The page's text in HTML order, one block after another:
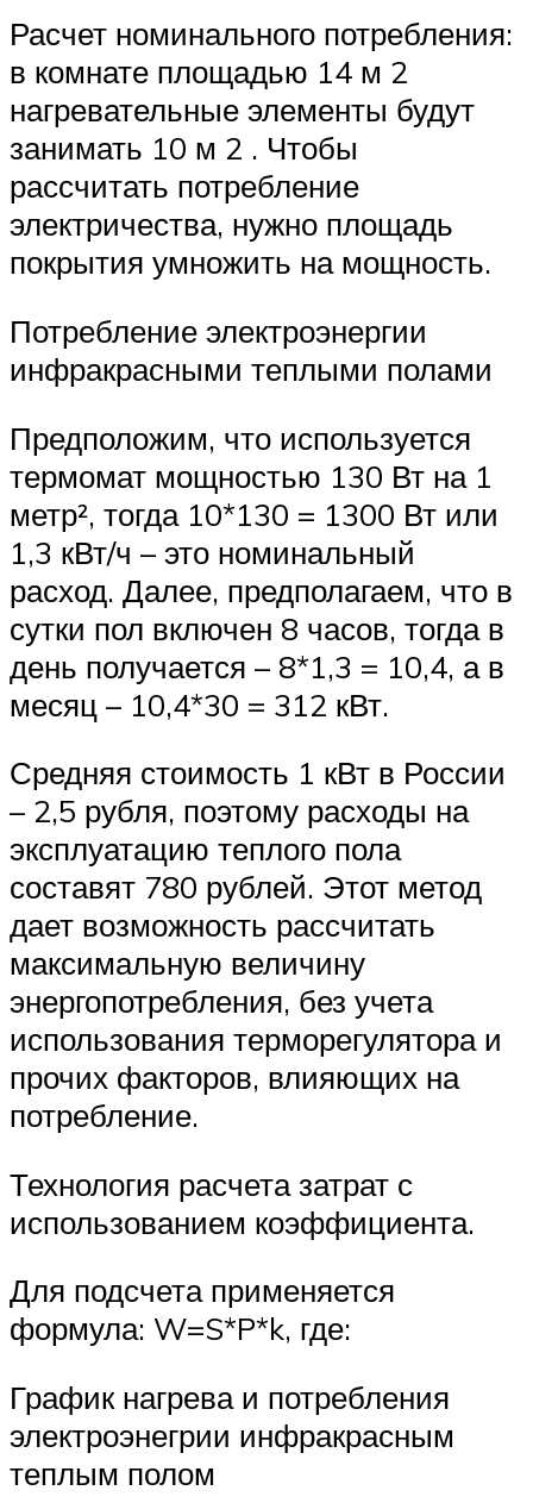
Расчет номинального потребления:
в комнате площадью 14 м 2
нагревательные элементы будут
занимать 10 м 2 . Чтобы
рассчитать потребление
электричества, нужно площадь
покрытия умножить на мощность.
Потребление электроэнергии
инфракрасными теплыми полами
Предположим, что используется
термомат мощностью 130 Вт на 1
метр², тогда 10*130 = 1300 Вт или
1,3 кВт/ч – это номинальный
расход. Далее, предполагаем, что в
сутки пол включен 8 часов, тогда в
день получается – 8*1,3 = 10,4, а в
месяц – 10,4*30 = 312 кВт.
Средняя стоимость 1 кВт в России
– 2,5 рубля, поэтому расходы на
эксплуатацию теплого пола
составят 780 рублей. Этот метод
дает возможность рассчитать
максимальную величину
энергопотребления, без учета
использования терморегулятора и
прочих факторов, влияющих на
потребление.
Технология расчета затрат с
использованием коэффициента.
Для подсчета применяется
формула: W=S*P*k, где:
График нагрева и потребления
электроэнегрии инфракрасным
теплым полом